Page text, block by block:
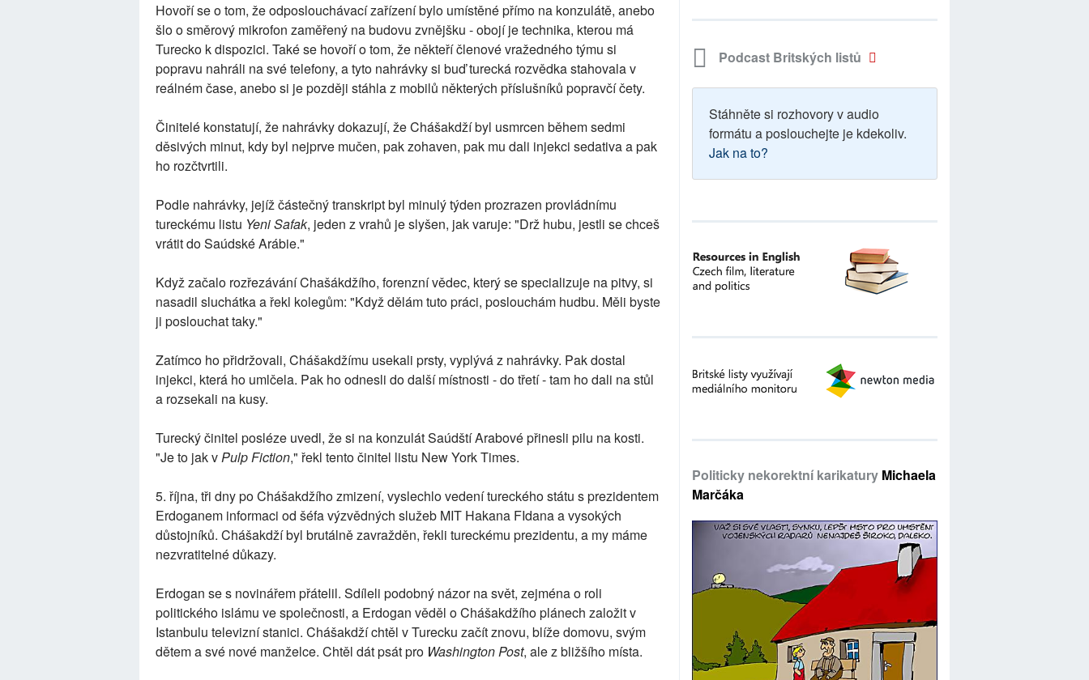
Hovoří se o tom, že odposlouchávací zařízení bylo umístěné přímo na konzulátě, anebo
šlo o směrový mikrofon zaměřený na budovu zvnějšku - obojí je technika, kterou má
Turecko k dispozici. Také se hovoří o tom, že někteří členové vražedného týmu si
popravu nahráli na své telefony, a tyto nahrávky si buď turecká rozvědka stahovala v
reálném čase, anebo si je později stáhla z mobilů některých příslušníků popravčí čety.
Činitelé konstatují, že nahrávky dokazují, že Chášakdží byl usmrcen během sedmi
děsivých minut, kdy byl nejprve mučen, pak zohaven, pak mu dali injekci sedativa a pak
ho rozčtvrtili.
Podle nahrávky, jejíž částečný transkript byl minulý týden prozrazen provládnímu
tureckému listu Yeni Safak, jeden z vrahů je slyšen, jak varuje: "Drž hubu, jestli se chceš
vrátit do Saúdské Arábie."
Když začalo rozřezávání Chašákdžího, forenzní vědec, který se specializuje na pitvy, si
nasadil sluchátka a řekl kolegům: "Když dělám tuto práci, poslouchám hudbu. Měli byste
ji poslouchat taky."
Zatímco ho přidržovali, Chášakdžímu usekali prsty, vyplývá z nahrávky. Pak dostal
injekci, která ho umlčela. Pak ho odnesli do další místnosti - do třetí - tam ho dali na stůl
a rozsekali na kusy.
Turecký činitel posléze uvedl, že si na konzulát Saúdští Arabové přinesli pilu na kosti.
"Je to jak vPulp Fiction," řekl tento činitel listu New York Times.
5. října, tři dny po Chášakdžího zmizení, vyslechlo vedení tureckého státu s prezidentem
Erdoganem informaci od šéfa výzvědných služeb MIT Hakana FIdana a vysokých
důstojníků. Chášakdží byl brutálně zavražděn, řekli tureckému prezidentu, a my máme
nezvratitelné důkazy.
Erdogan se s novinářem přátelil. Sdíleli podobný názor na svět, zejména o roli
politického islámu ve společnosti, a Erdogan věděl o Chášakdžího plánech založit v
Istanbulu televizní stanici. Chášakdží chtěl v Turecku začít znovu, blíže domovu, svým
dětem a své nové manželce. Chtěl dát psát pro Washington Post, ale z bližšího místa.
Podcast Britských listů
Stáhněte si rozhovory v audio
formátu a poslouchejte je kdekoliv.
Jak na to?
Politicky nekorektní karikatury Michaela
Marčáka